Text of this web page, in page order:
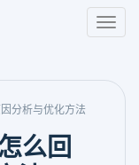
分析与优化方法
么回